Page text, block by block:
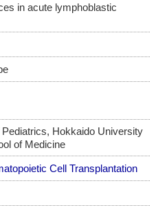
in acute lymphoblastic
Hokkaido University
of Medicine
Cell Transplantation